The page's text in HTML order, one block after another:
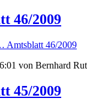
46/2009
Amtsblatt 46/2009
von Bernhard
45/2009